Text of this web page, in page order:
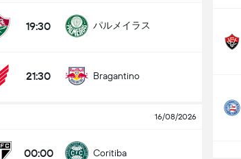
19:30 パルメイラス
21:30 Bragantino
16/08/2026
00:00 Coritiba